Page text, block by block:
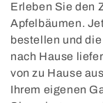
t
e
g
Erleben Sie den
Apfelbäumen.
bestellen und
nach Hause
von zu Hause
Ihrem eigenen